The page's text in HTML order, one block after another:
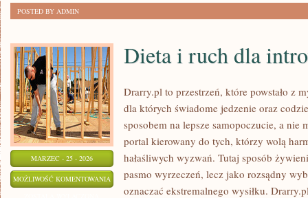
POSTED BY ADMIN
MARZEC - 25 - 2026
MOŻLIWOŚĆ KOMENTOWANIA DIETA
Dieta i ruch dla
Drarry.pl to przestrzeń, które powstało z
dla których świadome jedzenie oraz
sposobem na lepsze samopoczucie, a nie
portal kierowany do tych, którzy wolą
hałaśliwych wyzwań. Tutaj sposób
pasmo wyrzeczeń, lecz jako rozsądny
oznaczać ekstremalnego wysiłku.